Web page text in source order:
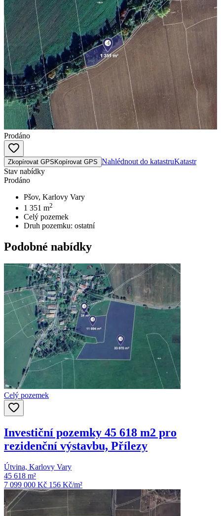
Prodáno
Zkopírovat GPS Kopírovat GPS Nahlédnout do katastruKatastr
Stav nabídky
Prodáno
Pšov, Karlovy Vary
1 351 m2
Celý pozemek
Druh pozemku: ostatní
Podobné nabídky
Celý pozemek
Investiční pozemky 45 618 m2 pro
rezidenční výstavbu, Přílezy
Útvina, Karlovy Vary
45 618 m²
7 099 000 Kč 156 Kč/m²